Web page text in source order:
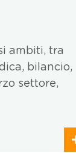
ambiti, tra
bilancio,
settore,